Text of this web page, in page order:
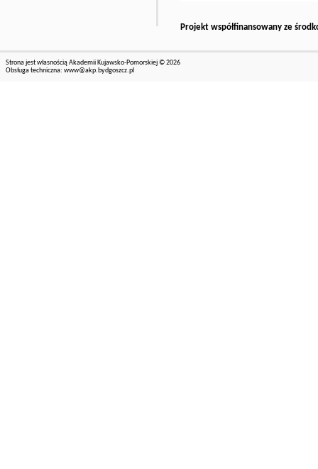
Projekt współfinansowany ze
Strona jest własnością Akademii Kujawsko-Pomorskiej © 2026
Obsługa techniczna: www@akp.bydgoszcz.pl